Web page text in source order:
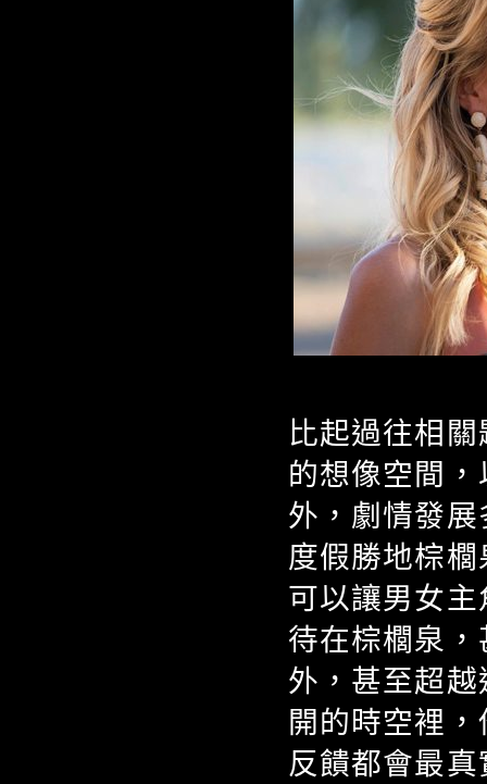
比起過往相
的想像空間
外，劇情發
度假勝地棕
可以讓男女
待在棕櫚泉
外，甚至超
開的時空裡
反饋都會最真